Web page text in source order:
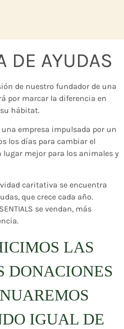
DE AYUDAS
de nuestro fundador de una
por marcar la diferencia en
hábitat.
empresa impulsada por un
los días para cambiar el
mejor para los animales y
caritativa se encuentra
que crece cada año.
se vendan, más
LAS
DONACIONES
IGUAL DE